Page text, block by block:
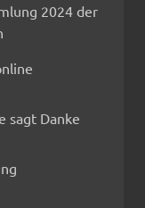
2024 der
sagt Danke